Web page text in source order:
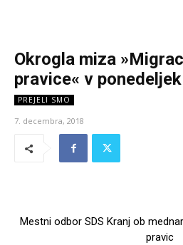
Okrogla miza
pravice« v
PREJELI SMO
7. decembra, 2018
Mestni odbor SDS Kranj ob
pravic